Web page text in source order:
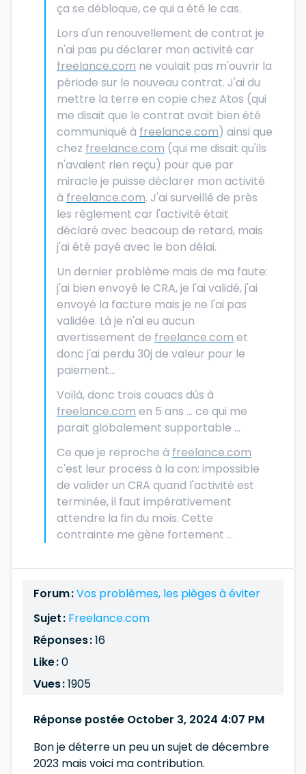
ça se débloque, ce qui a été le cas.
Lors d'un renouvellement de contrat je
n'ai pas pu déclarer mon activité car
freelance.com ne voulait pas m'ouvrir la
période sur le nouveau contrat. J'ai du
mettre la terre en copie chez Atos (qui
me disait que le contrat avait bien été
communiqué à freelance.com) ainsi que
chez freelance.com (qui me disait qu'ils
n'avaient rien reçu) pour que par
miracle je puisse déclarer mon activité
à freelance.com. J'ai surveillé de près
les règlement car l'activité était
déclaré avec beacoup de retard, mais
j'ai été payé avec le bon délai.
Un dernier problème mais de ma faute:
j'ai bien envoyé le CRA, je l'ai validé, j'ai
envoyé la facture mais je ne l'ai pas
validée. Là je n'ai eu aucun
avertissement de freelance.com et
donc j'ai perdu 30j de valeur pour le
paiement...
Voilà, donc trois couacs dûs à
freelance.com en 5 ans ... ce qui me
parait globalement supportable ...
Ce que je reproche à freelance.com
c'est leur process à la con: impossible
de valider un CRA quand l'activité est
terminée, il faut impérativement
attendre la fin du mois. Cette
contrainte me gène fortement ...
Forum :Vos problèmes, les pièges à éviter
Sujet : Freelance.com
Réponses :16
Like :0
Vues :1905
Réponse postée October 3, 2024 4:07 PM
Bon je déterre un peu un sujet de décembre
2023 mais voici ma contribution.